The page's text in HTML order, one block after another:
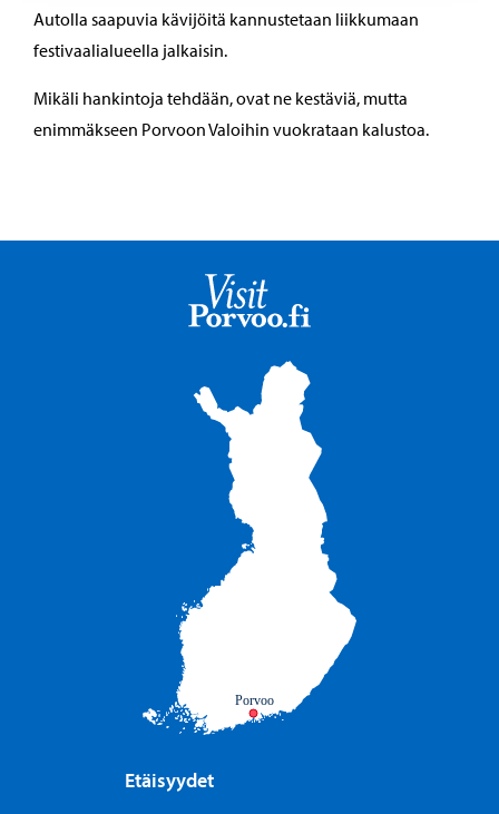
Autolla saapuvia kävijöitä kannustetaan liikkumaan
festivaalialueella jalkaisin.
Mikäli hankintoja tehdään, ovat ne kestäviä, mutta
enimmäkseen Porvoon Valoihin vuokrataan kalustoa.
Porvoo
Etäisyydet